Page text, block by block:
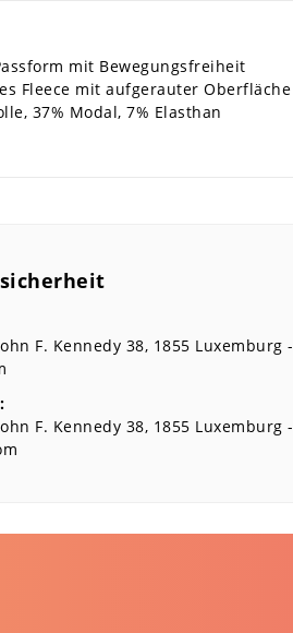
mit Bewegungsfreiheit
Fleece mit aufgerauter
37% Modal, 7% Elasthan
F. Kennedy 38 1855 Luxemburg
F. Kennedy 38 1855 Luxemburg